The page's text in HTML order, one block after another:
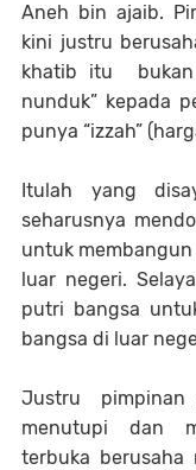
Aneh bin ajaib.
kini justru
khatib itu bukan
nunduk” kepada
punya “izzah”
Itulah yang
seharusnya
untuk
luar negeri.
putri bangsa
bangsa di luar
Justru pimpinan
menutupi dan
terbuka berusaha